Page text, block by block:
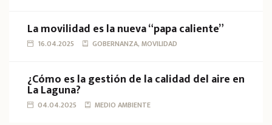
La movilidad es la nueva “papa caliente”
16.04.2025 GOBERNANZA, MOVILIDAD
¿Cómo es la gestión de la calidad del aire en
La Laguna?
04.04.2025 MEDIO AMBIENTE